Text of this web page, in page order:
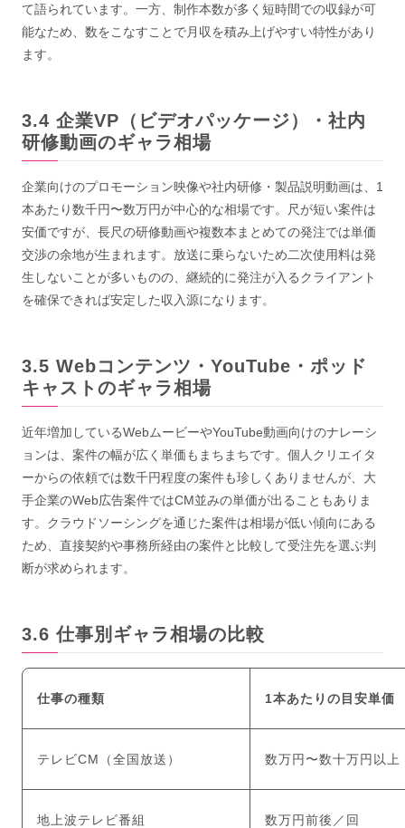
て語られています。一方、制作本数が多く短時間での収録が可
能なため、数をこなすことで月収を積み上げやすい特性があり
ます。
企業VP（ビデオパッケージ）・社内
研修動画のギャラ相場
企業向けのプロモーション映像や社内研修・製品説明動画は、1
本あたり数千円〜数万円が中心的な相場です。尺が短い案件は
安価ですが、長尺の研修動画や複数本まとめての発注では単価
交渉の余地が生まれます。放送に乗らないため二次使用料は発
生しないことが多いものの、継続的に発注が入るクライアント
を確保できれば安定した収入源になります。
Webコンテンツ・YouTube・ポッド
キャストのギャラ相場
近年増加しているWebムービーやYouTube動画向けのナレーシ
ョンは、案件の幅が広く単価もまちまちです。個人クリエイタ
ーからの依頼では数千円程度の案件も珍しくありませんが、大
手企業のWeb広告案件ではCM並みの単価が出ることもありま
す。クラウドソーシングを通じた案件は相場が低い傾向にある
ため、直接契約や事務所経由の案件と比較して受注先を選ぶ判
断が求められます。
仕事別ギャラ相場の比較
仕事の種類 1本あたりの目安単価
テレビCM（全国放送） 数万円〜数十万円以上
地上波テレビ番組 数万円前後／回